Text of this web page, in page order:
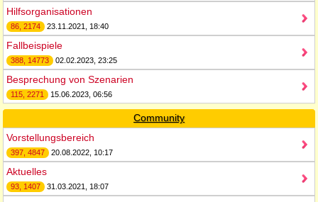
Hilfsorganisationen
86, 2174 23.11.2021, 18:40
Fallbeispiele
388, 14773 02.02.2023, 23:25
Besprechung von Szenarien
115, 2271 15.06.2023, 06:56
Community
Vorstellungsbereich
397, 4847 20.08.2022, 10:17
Aktuelles
93, 1407 31.03.2021, 18:07